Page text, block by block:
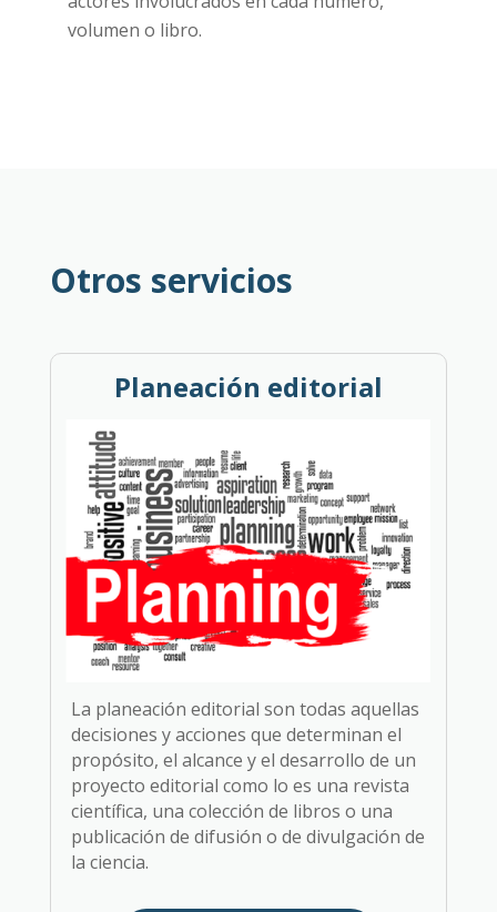
volumen o libro.
Otros servicios
Planeación editorial
La planeación editorial son todas aquellas
decisiones y acciones que determinan el
propósito, el alcance y el desarrollo de un
proyecto editorial como lo es una revista
científica, una colección de libros o una
publicación de difusión o de divulgación de
la ciencia.